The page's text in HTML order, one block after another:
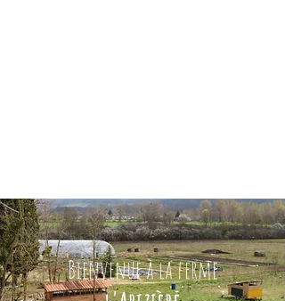
Bienvenue à la ferme